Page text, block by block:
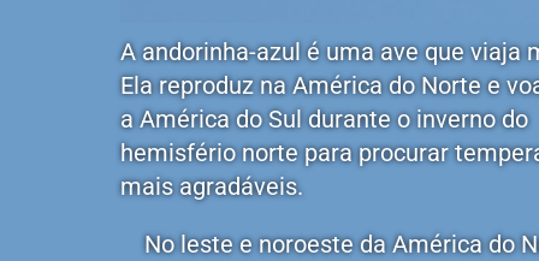
A andorinha-azul é uma ave que viaja
Ela reproduz na América do Norte e
a América do Sul durante o inverno do
hemisfério norte para procurar
mais agradáveis.
No leste e noroeste da América do
ANDORI
NHA-
AZUL